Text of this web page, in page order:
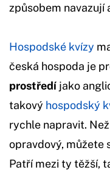
způsobem navazují
Hospodské kvízy
česká hospoda je
prostředí jako
takový hospodský
rychle napravit.
opravdový, můžete
Patří mezi ty těžší,